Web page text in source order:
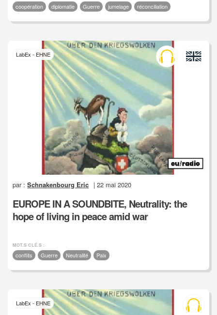
coopération diplomatie Guerre jumelage réconciliation
LabEx - EHNE
par :Schnakenbourg Eric | 22 mai 2020
EUROPE IN A SOUNDBITE, Neutrality: the
hope of living in peace amid war
MOT.S CLÉ.S :
conflits Guerre Neutralité Paix
LabEx - EHNE